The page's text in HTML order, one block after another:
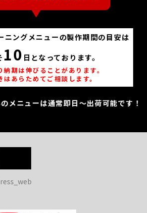
ニングメニューの製作期間の目安は
10 日となっております。
納期は伸びることがあります。
はあらためてご相談します。
メニューは通常即日～出荷可能です！